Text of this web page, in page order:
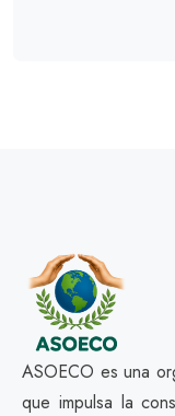
ASOECO es una
que impulsa la